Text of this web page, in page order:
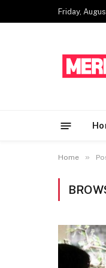
Friday,
Home »